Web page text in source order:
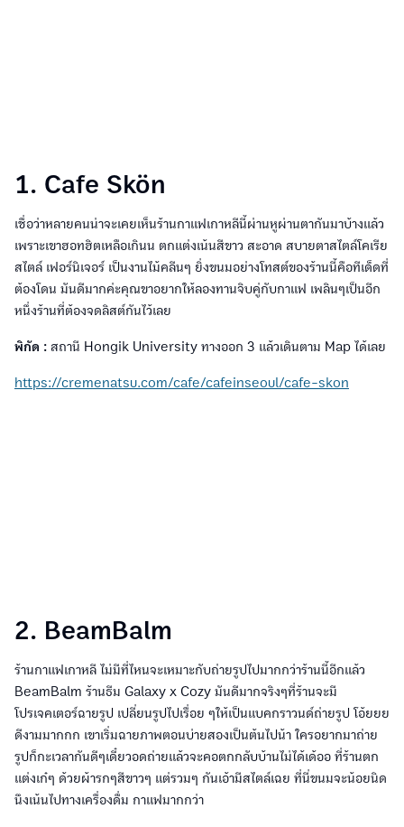
1. Cafe Skön
เชื่อว่าหลายคนน่าจะเคยเห็นร้านกาแฟเกาหลีนี้ผ่านหูผ่านตากันมาบ้างแล้ว
เพราะเขาฮอทฮิตเหลือเกินน ตกแต่งเน้นสีขาว สะอาด สบายตาสไตล์โคเรีย
สไตล์ เฟอร์นิเจอร์ เป็นงานไม้คลีนๆ ยิ่งขนมอย่างโทสต์ของร้านนี้คือทีเด็ดที่
ต้องโดน มันดีมากค่ะคุณขาอยากให้ลองทานจิบคู่กับกาแฟ เพลินๆเป็นอีก
หนึ่งร้านที่ต้องจดลิสต์กันไว้เลย
พิกัด : สถานี Hongik University ทางออก 3 แล้วเดินตาม Map ได้เลย
https://cremenatsu.com/cafe/cafeinseoul/cafe-skon
2. BeamBalm
ร้านกาแฟเกาหลี ไม่มีที่ไหนจะเหมาะกับถ่ายรูปไปมากกว่าร้านนี้อีกแล้ว
BeamBalm ร้านธีม Galaxy x Cozy มันดีมากจริงๆที่ร้านจะมี
โปรเจคเตอร์ฉายรูป เปลี่ยนรูปไปเรื่อย ๆให้เป็นแบคกราวนด์ถ่ายรูป โอ้ยยย
ดีงามมากกก เขาเริ่มฉายภาพตอนบ่ายสองเป็นต้นไปน้า ใครอยากมาถ่าย
รูปก็กะเวลากันดีๆเดี๋ยวอดถ่ายแล้วจะคอตกกลับบ้านไม่ได้เด้ออ ที่ร้านตก
แต่งเก๋ๆ ด้วยผ้ารกๆสีขาวๆ แต่รวมๆ กันเอ้ามีสไตล์เฉย ที่นี่ขนมจะน้อยนิด
นึงเน้นไปทางเครื่องดื่ม กาแฟมากกว่า